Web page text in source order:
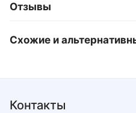
Отзывы
Схожие и
Контакты